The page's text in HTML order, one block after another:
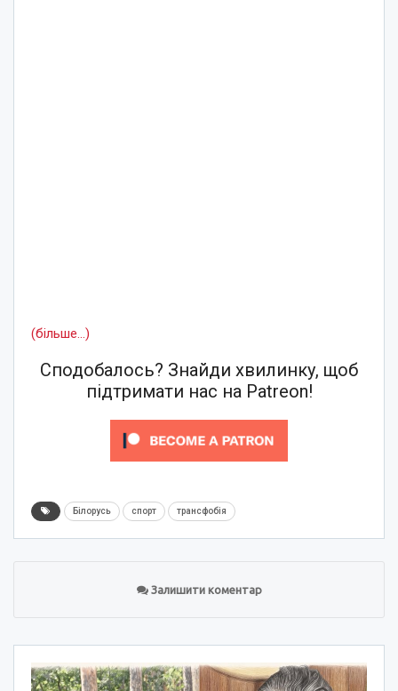
(більше…)
Сподобалось? Знайди хвилинку, щоб
підтримати нас на Patreon!
Білорусь спорт трансфобія
Залишити коментар